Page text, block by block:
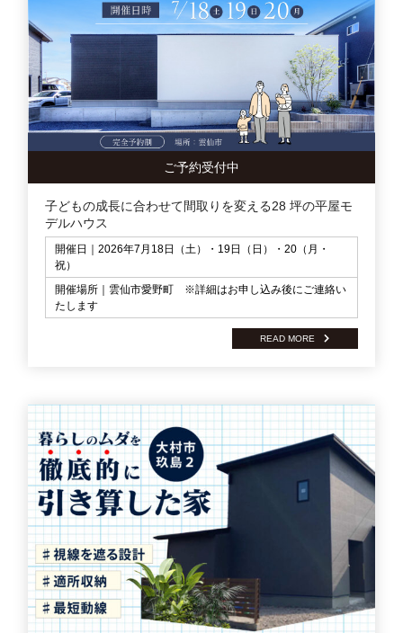
ご予約受付中
子どもの成長に合わせて間取りを変える28 坪の平屋モ
デルハウス
開催日｜2026年7月18日（土）・19日（日）・20（月・
祝）
開催場所｜雲仙市愛野町 ※詳細はお申し込み後にご連絡い
たします
READ MORE